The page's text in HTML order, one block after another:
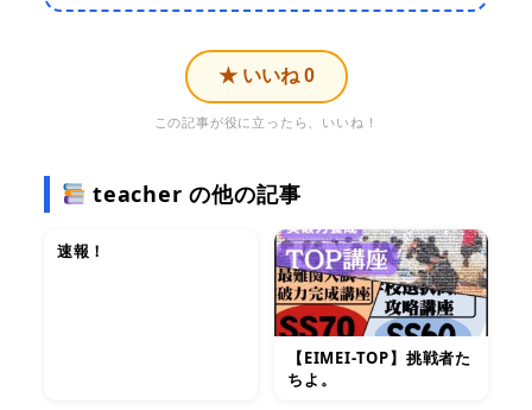
★ いいね 0
この記事が役に立ったら、いいね！
teacher の他の記事
速報！
【EIMEI-TOP】挑戦者た
ちよ。